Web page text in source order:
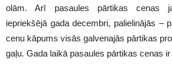
olām. Arī pasaules pārtikas cenas
iepriekšējā gada decembri, palielinājās –
cenu kāpums visās galvenajās pārtikas
gaļu. Gada laikā pasaules pārtikas cenas